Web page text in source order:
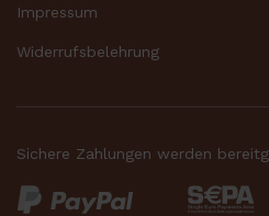
Impressum
Widerrufsbelehrung
Sichere Zahlungen werden